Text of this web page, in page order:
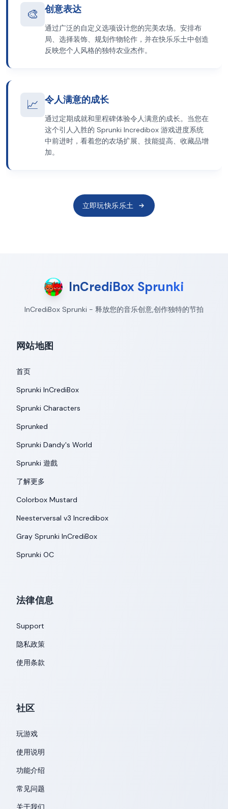
🎨 创意表达
通过广泛的自定义选项设计您的完美农场。安排布
局、选择装饰、规划作物轮作，并在快乐乐土中创造
反映您个人风格的独特农业杰作。
📈 令人满意的成长
通过定期成就和里程碑体验令人满意的成长。当您在
这个引人入胜的 Sprunki Incredibox 游戏进度系统
中前进时，看着您的农场扩展、技能提高、收藏品增
加。
立即玩快乐乐土
InCrediBox Sprunki
InCrediBox Sprunki - 释放您的音乐创意,创作独特的节拍
网站地图
首页
Sprunki InCrediBox
Sprunki Characters
Sprunked
Sprunki Dandy's World
Sprunki 遊戲
了解更多
Colorbox Mustard
Neesterversal v3 Incredibox
Gray Sprunki InCrediBox
Sprunki OC
法律信息
Support
隐私政策
使用条款
社区
玩游戏
使用说明
功能介绍
常见问题
关于我们